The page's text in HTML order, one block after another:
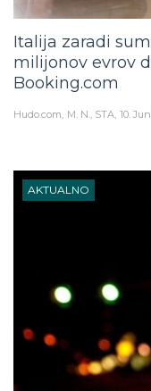
Italija zaradi
milijonov evrov
Booking.com
Hudo.com M. N., STA 10.
AKTUALNO